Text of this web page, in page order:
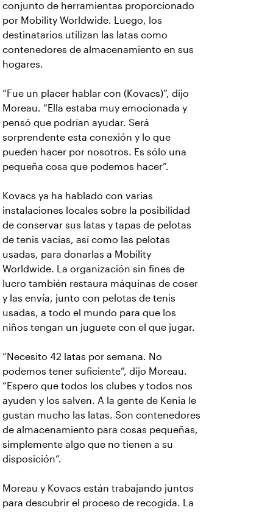
conjunto de herramientas proporcionado
por Mobility Worldwide. Luego, los
destinatarios utilizan las latas como
contenedores de almacenamiento en sus
hogares.
“Fue un placer hablar con (Kovacs)”, dijo
Moreau. “Ella estaba muy emocionada y
pensó que podrían ayudar. Será
sorprendente esta conexión y lo que
pueden hacer por nosotros. Es sólo una
pequeña cosa que podemos hacer”.
Kovacs ya ha hablado con varias
instalaciones locales sobre la posibilidad
de conservar sus latas y tapas de pelotas
de tenis vacías, así como las pelotas
usadas, para donarlas a Mobility
Worldwide. La organización sin fines de
lucro también restaura máquinas de coser
y las envía, junto con pelotas de tenis
usadas, a todo el mundo para que los
niños tengan un juguete con el que jugar.
“Necesito 42 latas por semana. No
podemos tener suficiente”, dijo Moreau.
“Espero que todos los clubes y todos nos
ayuden y los salven. A la gente de Kenia le
gustan mucho las latas. Son contenedores
de almacenamiento para cosas pequeñas,
simplemente algo que no tienen a su
disposición”.
Moreau y Kovacs están trabajando juntos
para descubrir el proceso de recogida. La